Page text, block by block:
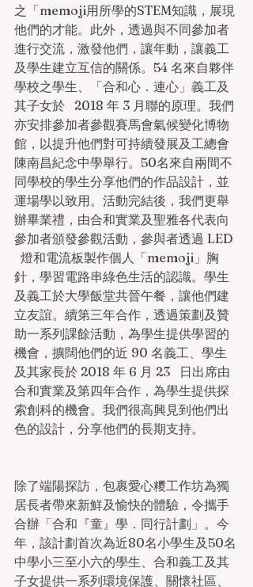
之「memoji用所學的STEM知識，展現
他們的才能。此外，透過與不同參加者
進行交流，激發他們，讓年動，讓義工
及學生建立互信的關係。54 名來自夥伴
學校之學生、「合和心．連心」義工及
其子女於   2018 年 3 月聯的原理。我們
亦安排參加者參觀賽馬會氣候變化博物
館，以提升他們對可持續發展及工總會
陳南昌紀念中學舉行。50名來自兩間不
同學校的學生分享他們的作品設計，並
運場學以致用。活動完結後，我們更舉
辦畢業禮，由合和實業及聖雅各代表向
參加者頒發參觀活動，參與者透過 LED
  燈和電流板製作個人「memoji」胸
針，學習電路串綠色生活的認識。學生
及義工於大學飯堂共晉午餐，讓他們建
立友誼。續第三年合作，透過策劃及贊
助一系列課餘活動，為學生提供學習的
機會，擴闊他們的近 90 名義工、學生
及其家長於 2018 年 6 月 23   日出席由
合和實業及第四年合作，為學生提供探
索創科的機會。我們很高興見到他們出
色的設計，分享他們的長期支持。
除了端陽探訪，包裹愛心糭工作坊為獨
居長者帶來新鮮及愉快的體驗，令攜手
合辦「合和『童』學．同行計劃」。今
年，該計劃首次為近80名小學生及50名
中學小三至小六的學生、合和義工及其
子女提供一系列環境保護、關懷社區、